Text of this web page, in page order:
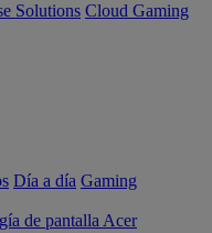
Solutions Cloud Gaming
Día a día Gaming
de pantalla Acer